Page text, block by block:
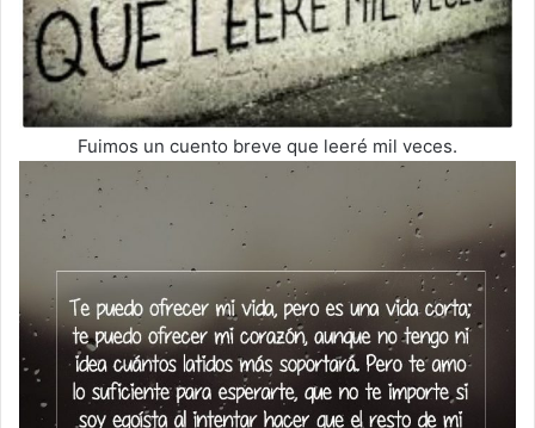
Fuimos un cuento breve que leeré mil veces.